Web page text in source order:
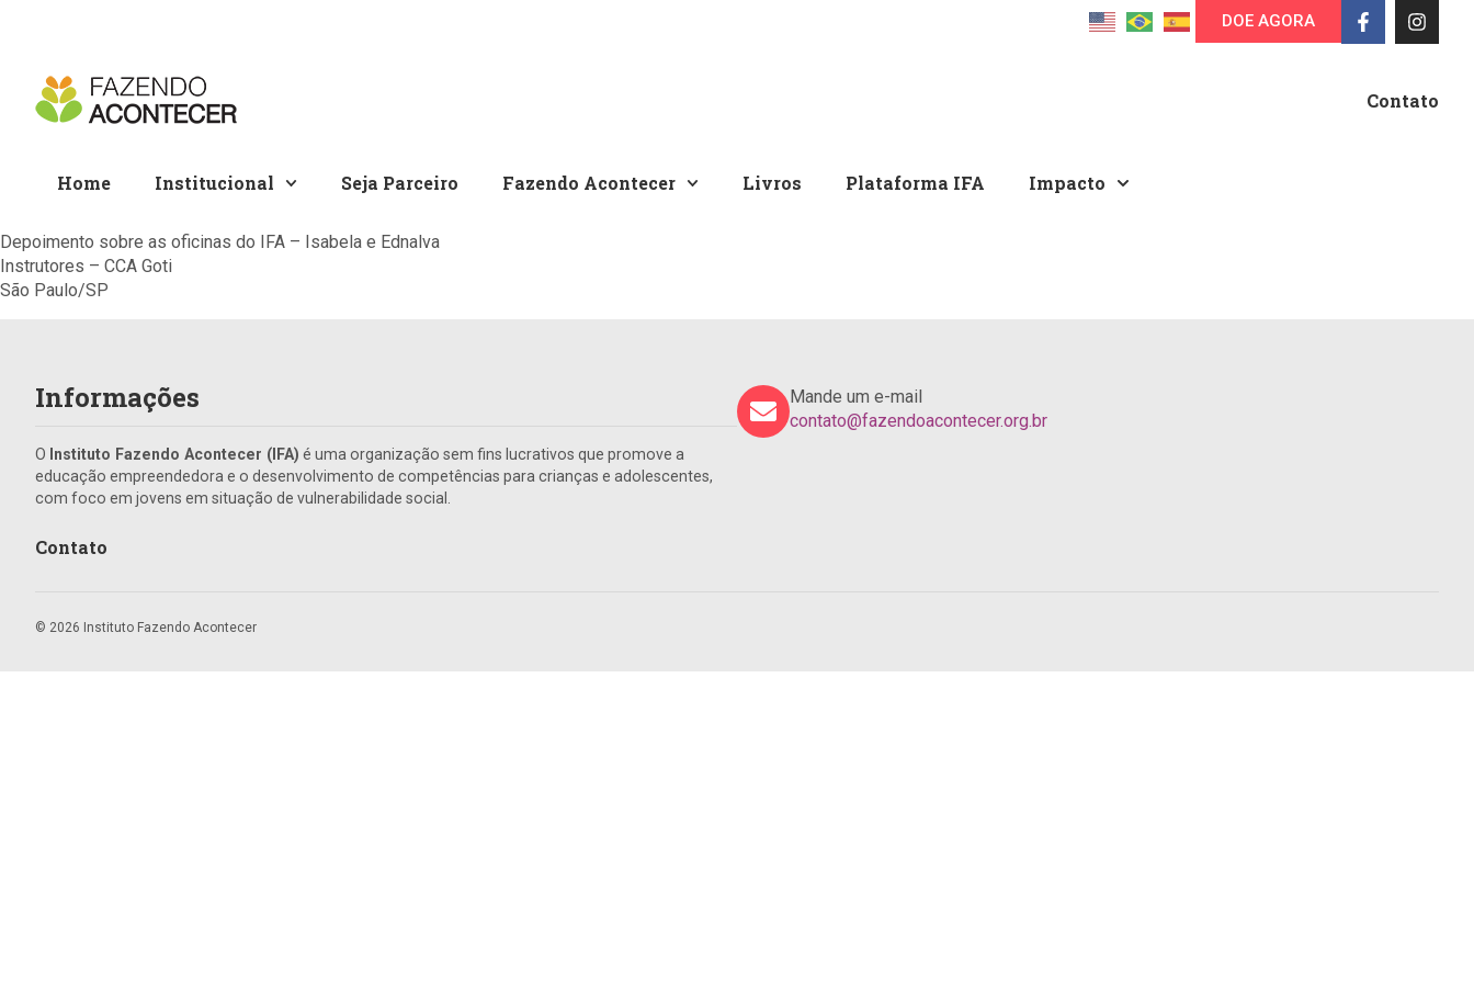
DOE AGORA
Contato
Home Institucional Seja Parceiro Fazendo Acontecer Livros Plataforma IFA Impacto
Depoimento sobre as oficinas do IFA – Isabela e Ednalva
Instrutores – CCA Goti
São Paulo/SP
Informações
O Instituto Fazendo Acontecer (IFA) é uma organização sem fins lucrativos que promove a
educação empreendedora e o desenvolvimento de competências para crianças e adolescentes,
com foco em jovens em situação de vulnerabilidade social.
Contato
Mande um e-mail
contato@fazendoacontecer.org.br
© 2026 Instituto Fazendo Acontecer